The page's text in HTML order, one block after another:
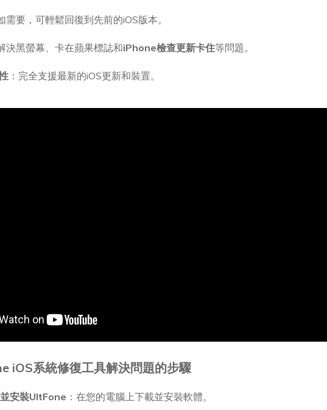
需要，可輕鬆回復到先前的iOS版本。
決黑螢幕、卡在蘋果標誌和iPhone檢查更新卡住等問題。
：完全支援最新的iOS更新和裝置。
iOS系統修復工具解決問題的步驟
安裝UltFone ：在您的電腦上下載並安裝軟體。